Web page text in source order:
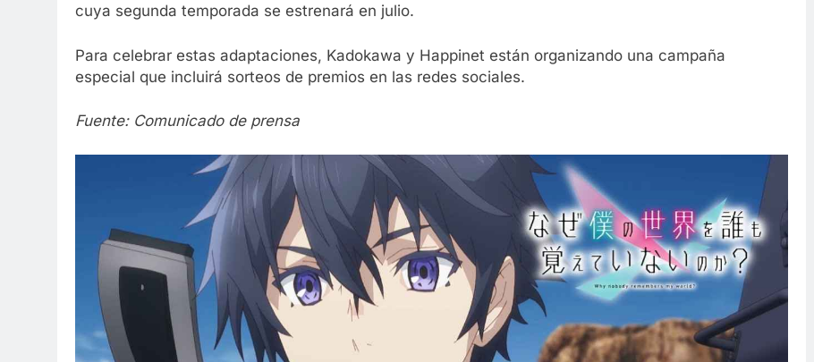
cuya segunda temporada se estrenará en julio.
Para celebrar estas adaptaciones, Kadokawa y Happinet están organizando una campaña
especial que incluirá sorteos de premios en las redes sociales.
Fuente: Comunicado de prensa